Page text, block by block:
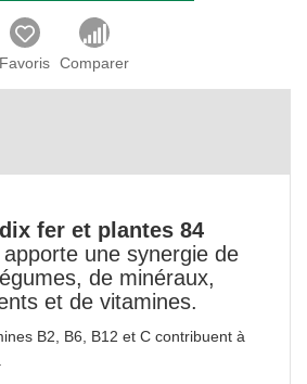
Favoris Comparer
fer et plantes 84
apporte une synergie de
de minéraux,
et de vitamines.
B2, B6, B12 et C contribuent à